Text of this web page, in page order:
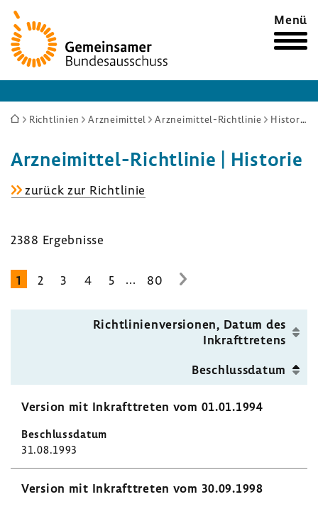
Zur
Startseite
Menü
Sie
hier:
Richtlinien Arzneimittel Arzneimittel-Richtlinie Historie
Arzneimittel-​Richtlinie | Historie
zurück zur Richt­linie
2388 Ergeb­nisse
1 2 3 4 5 ... 80
zur
Seite
Richt­li­ni­en­ver­sionen, Datum des
Inkraft­tre­tens
Beschluss­datum
Version mit Inkraft­treten vom 01.01.1994
31.08.1993
Version mit Inkraft­treten vom 30.09.1998